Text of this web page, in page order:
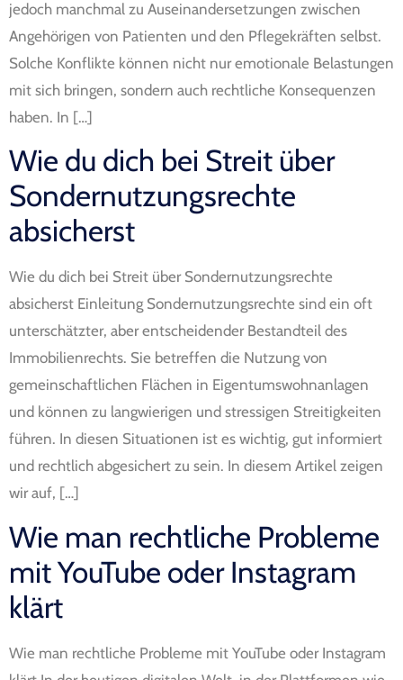
jedoch manchmal zu Auseinandersetzungen zwischen
Angehörigen von Patienten und den Pflegekräften selbst.
Solche Konflikte können nicht nur emotionale Belastungen
mit sich bringen, sondern auch rechtliche Konsequenzen
haben. In […]
Wie du dich bei Streit über
Sondernutzungsrechte
absicherst
Wie du dich bei Streit über Sondernutzungsrechte
absicherst Einleitung Sondernutzungsrechte sind ein oft
unterschätzter, aber entscheidender Bestandteil des
Immobilienrechts. Sie betreffen die Nutzung von
gemeinschaftlichen Flächen in Eigentumswohnanlagen
und können zu langwierigen und stressigen Streitigkeiten
führen. In diesen Situationen ist es wichtig, gut informiert
und rechtlich abgesichert zu sein. In diesem Artikel zeigen
wir auf, […]
Wie man rechtliche Probleme
mit YouTube oder Instagram
klärt
Wie man rechtliche Probleme mit YouTube oder Instagram